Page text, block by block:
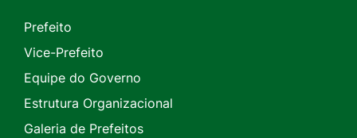
Prefeito
Vice-Prefeito
Equipe do Governo
Estrutura Organizacional
Galeria de Prefeitos